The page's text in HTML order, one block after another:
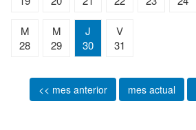
M
28
M
29
J
30
V
31
<< mes anterior mes actual